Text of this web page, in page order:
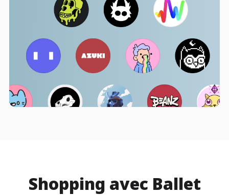
Shopping avec Ballet